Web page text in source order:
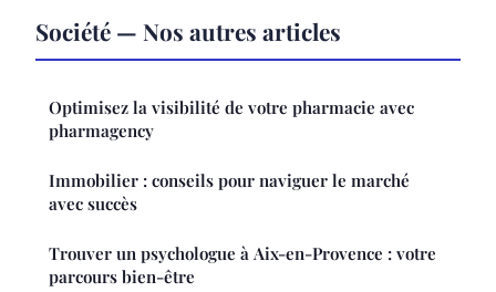
Société — Nos autres articles
Optimisez la visibilité de votre pharmacie avec
pharmagency
Immobilier : conseils pour naviguer le marché
avec succès
Trouver un psychologue à Aix-en-Provence : votre
parcours bien-être